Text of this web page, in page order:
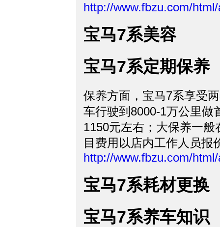
http://www.fbzu.com/
宝马7系美容
宝马7系定期保养
保养方面，宝马7系享受
车行驶到8000-1万公里做
1150元左右；大保养一
目费用以店内工作人员报
http://www.fbzu.com/
宝马7系耗材更换
宝马7系养车知识